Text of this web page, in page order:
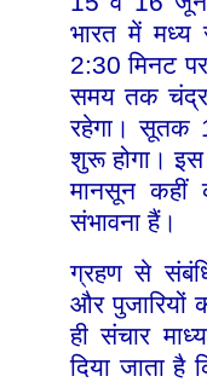
भारत में मध्य
2:30मिनट पर
समय तक
रहेगा। सूतक
शुरू होगा। इस
मानसून कहीं
संभावना हैं।
ग्रहण से
और पुजारियों
ही संचार
दिया जाता है